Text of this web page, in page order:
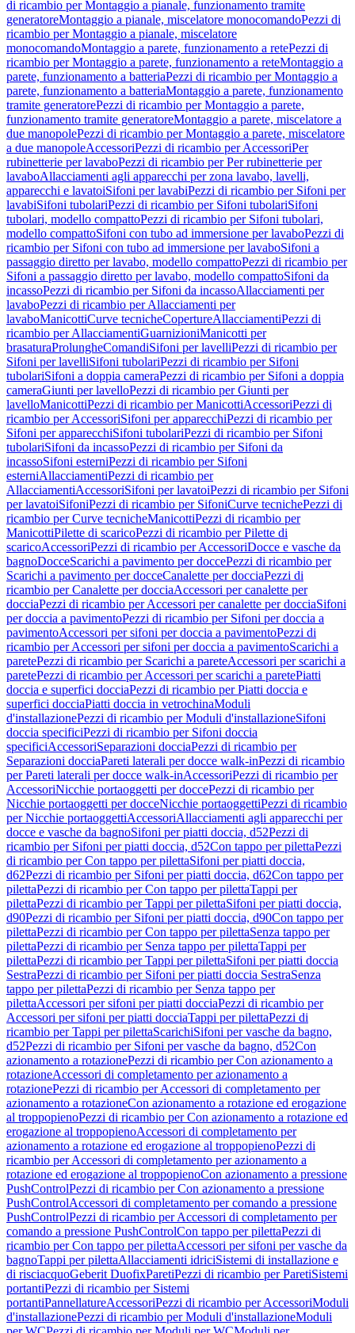
di ricambio per Montaggio a pianale, funzionamento tramite
generatoreMontaggio a pianale, miscelatore monocomandoPezzi di
ricambio per Montaggio a pianale, miscelatore
monocomandoMontaggio a parete, funzionamento a retePezzi di
ricambio per Montaggio a parete, funzionamento a reteMontaggio a
parete, funzionamento a batteriaPezzi di ricambio per Montaggio a
parete, funzionamento a batteriaMontaggio a parete, funzionamento
tramite generatorePezzi di ricambio per Montaggio a parete,
funzionamento tramite generatoreMontaggio a parete, miscelatore a
due manopolePezzi di ricambio per Montaggio a parete, miscelatore
a due manopoleAccessoriPezzi di ricambio per AccessoriPer
rubinetterie per lavaboPezzi di ricambio per Per rubinetterie per
lavaboAllacciamenti agli apparecchi per zona lavabo, lavelli,
apparecchi e lavatoiSifoni per lavabiPezzi di ricambio per Sifoni per
lavabiSifoni tubolariPezzi di ricambio per Sifoni tubolariSifoni
tubolari, modello compattoPezzi di ricambio per Sifoni tubolari,
modello compattoSifoni con tubo ad immersione per lavaboPezzi di
ricambio per Sifoni con tubo ad immersione per lavaboSifoni a
passaggio diretto per lavabo, modello compattoPezzi di ricambio per
Sifoni a passaggio diretto per lavabo, modello compattoSifoni da
incassoPezzi di ricambio per Sifoni da incassoAllacciamenti per
lavaboPezzi di ricambio per Allacciamenti per
lavaboManicottiCurve tecnicheCopertureAllacciamentiPezzi di
ricambio per AllacciamentiGuarnizioniManicotti per
brasaturaProlungheComandiSifoni per lavelliPezzi di ricambio per
Sifoni per lavelliSifoni tubolariPezzi di ricambio per Sifoni
tubolariSifoni a doppia cameraPezzi di ricambio per Sifoni a doppia
cameraGiunti per lavelloPezzi di ricambio per Giunti per
lavelloManicottiPezzi di ricambio per ManicottiAccessoriPezzi di
ricambio per AccessoriSifoni per apparecchiPezzi di ricambio per
Sifoni per apparecchiSifoni tubolariPezzi di ricambio per Sifoni
tubolariSifoni da incassoPezzi di ricambio per Sifoni da
incassoSifoni esterniPezzi di ricambio per Sifoni
esterniAllacciamentiPezzi di ricambio per
AllacciamentiAccessoriSifoni per lavatoiPezzi di ricambio per Sifoni
per lavatoiSifoniPezzi di ricambio per SifoniCurve tecnichePezzi di
ricambio per Curve tecnicheManicottiPezzi di ricambio per
ManicottiPilette di scaricoPezzi di ricambio per Pilette di
scaricoAccessoriPezzi di ricambio per AccessoriDocce e vasche da
bagnoDocceScarichi a pavimento per doccePezzi di ricambio per
Scarichi a pavimento per docceCanalette per docciaPezzi di
ricambio per Canalette per docciaAccessori per canalette per
docciaPezzi di ricambio per Accessori per canalette per docciaSifoni
per doccia a pavimentoPezzi di ricambio per Sifoni per doccia a
pavimentoAccessori per sifoni per doccia a pavimentoPezzi di
ricambio per Accessori per sifoni per doccia a pavimentoScarichi a
paretePezzi di ricambio per Scarichi a pareteAccessori per scarichi a
paretePezzi di ricambio per Accessori per scarichi a paretePiatti
doccia e superfici docciaPezzi di ricambio per Piatti doccia e
superfici docciaPiatti doccia in vetrochinaModuli
d'installazionePezzi di ricambio per Moduli d'installazioneSifoni
doccia specificiPezzi di ricambio per Sifoni doccia
specificiAccessoriSeparazioni docciaPezzi di ricambio per
Separazioni docciaPareti laterali per docce walk-inPezzi di ricambio
per Pareti laterali per docce walk-inAccessoriPezzi di ricambio per
AccessoriNicchie portaoggetti per doccePezzi di ricambio per
Nicchie portaoggetti per docceNicchie portaoggettiPezzi di ricambio
per Nicchie portaoggettiAccessoriAllacciamenti agli apparecchi per
docce e vasche da bagnoSifoni per piatti doccia, d52Pezzi di
ricambio per Sifoni per piatti doccia, d52Con tappo per pilettaPezzi
di ricambio per Con tappo per pilettaSifoni per piatti doccia,
d62Pezzi di ricambio per Sifoni per piatti doccia, d62Con tappo per
pilettaPezzi di ricambio per Con tappo per pilettaTappi per
pilettaPezzi di ricambio per Tappi per pilettaSifoni per piatti doccia,
d90Pezzi di ricambio per Sifoni per piatti doccia, d90Con tappo per
pilettaPezzi di ricambio per Con tappo per pilettaSenza tappo per
pilettaPezzi di ricambio per Senza tappo per pilettaTappi per
pilettaPezzi di ricambio per Tappi per pilettaSifoni per piatti doccia
SestraPezzi di ricambio per Sifoni per piatti doccia SestraSenza
tappo per pilettaPezzi di ricambio per Senza tappo per
pilettaAccessori per sifoni per piatti docciaPezzi di ricambio per
Accessori per sifoni per piatti docciaTappi per pilettaPezzi di
ricambio per Tappi per pilettaScarichiSifoni per vasche da bagno,
d52Pezzi di ricambio per Sifoni per vasche da bagno, d52Con
azionamento a rotazionePezzi di ricambio per Con azionamento a
rotazioneAccessori di completamento per azionamento a
rotazionePezzi di ricambio per Accessori di completamento per
azionamento a rotazioneCon azionamento a rotazione ed erogazione
al troppopienoPezzi di ricambio per Con azionamento a rotazione ed
erogazione al troppopienoAccessori di completamento per
azionamento a rotazione ed erogazione al troppopienoPezzi di
ricambio per Accessori di completamento per azionamento a
rotazione ed erogazione al troppopienoCon azionamento a pressione
PushControlPezzi di ricambio per Con azionamento a pressione
PushControlAccessori di completamento per comando a pressione
PushControlPezzi di ricambio per Accessori di completamento per
comando a pressione PushControlCon tappo per pilettaPezzi di
ricambio per Con tappo per pilettaAccessori per sifoni per vasche da
bagnoTappi per pilettaAllacciamenti idriciSistemi di installazione e
di risciacquoGeberit DuofixParetiPezzi di ricambio per ParetiSistemi
portantiPezzi di ricambio per Sistemi
portantiPannellatureAccessoriPezzi di ricambio per AccessoriModuli
d'installazionePezzi di ricambio per Moduli d'installazioneModuli